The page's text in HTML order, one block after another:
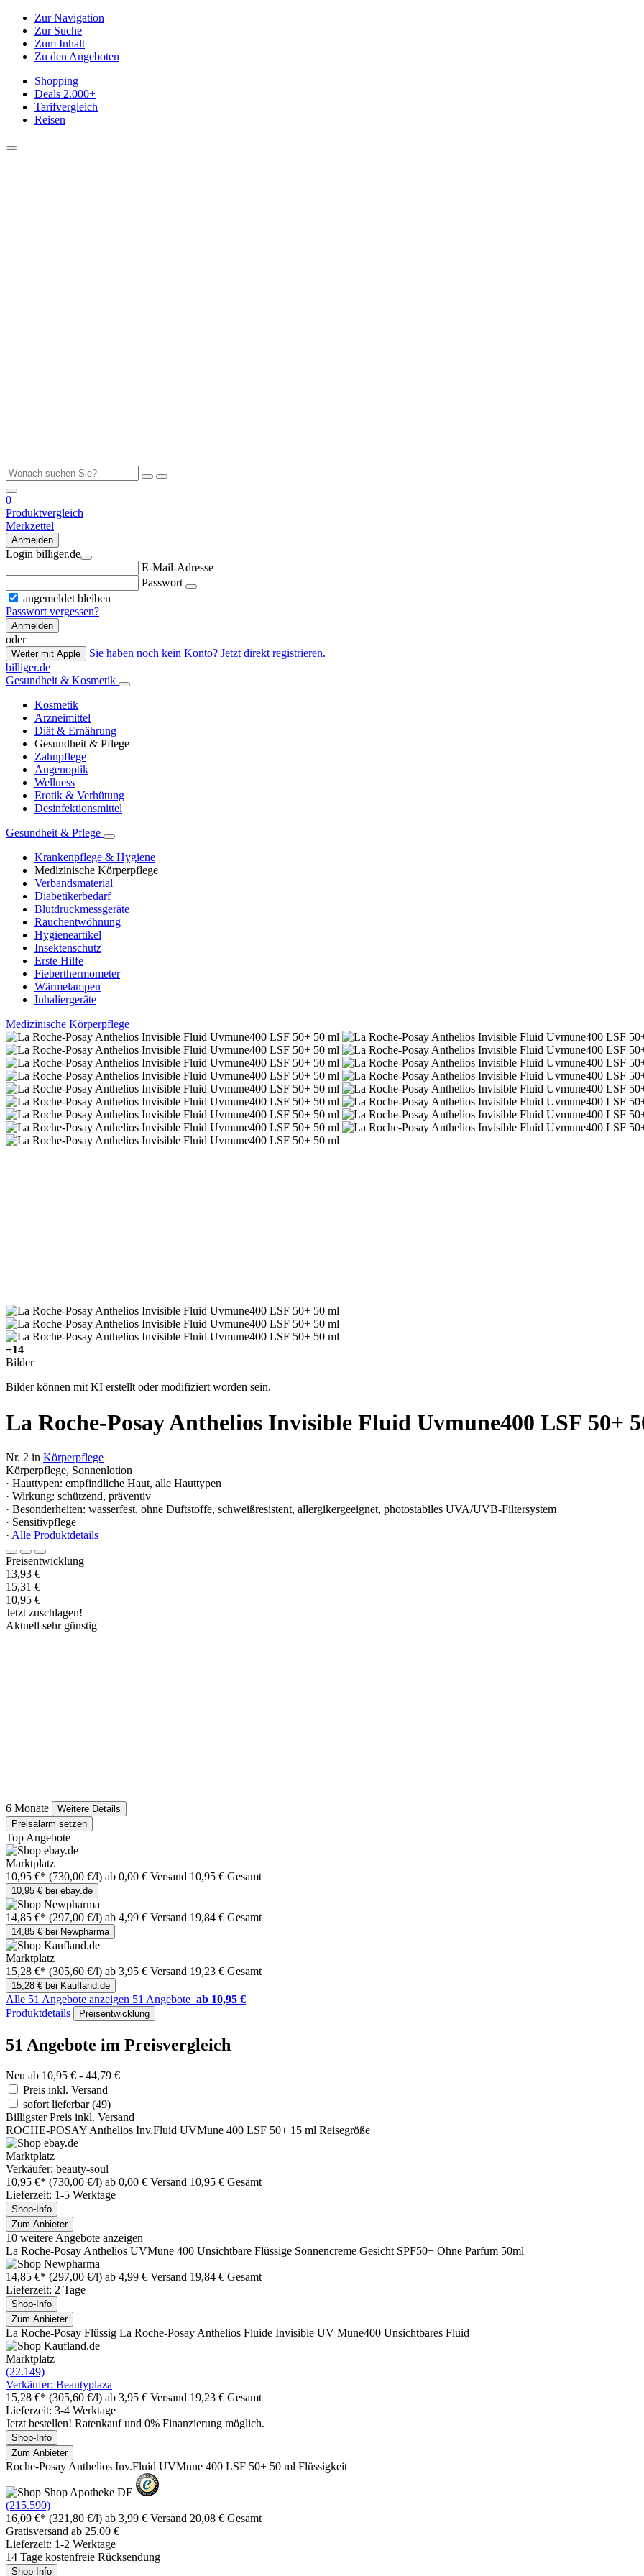
Zur Navigation
Zur Suche
Zum Inhalt
Zu den Angeboten
Shopping
Deals 2.000+
Tarifvergleich
Reisen
0
Produktvergleich
Merkzettel
Anmelden
Login billiger.de
E-Mail-Adresse
Passwort
angemeldet bleiben
Passwort vergessen?
Anmelden
oder
Weiter mit Apple
Sie haben noch kein Konto? Jetzt direkt registrieren.
billiger.de
Gesundheit & Kosmetik
Kosmetik
Arzneimittel
Diät & Ernährung
Gesundheit & Pflege
Zahnpflege
Augenoptik
Wellness
Erotik & Verhütung
Desinfektionsmittel
Gesundheit & Pflege
Krankenpflege & Hygiene
Medizinische Körperpflege
Verbandsmaterial
Diabetikerbedarf
Blutdruckmessgeräte
Rauchentwöhnung
Hygieneartikel
Insektenschutz
Erste Hilfe
Fieberthermometer
Wärmelampen
Inhaliergeräte
Medizinische Körperpflege
+14
Bilder
Bilder können mit KI erstellt oder modifiziert worden sein.
La Roche-Posay Anthelios Invisible Fluid Uvmune400 LSF 50+
Nr. 2 in Körperpflege
Körperpflege, Sonnenlotion
· Hauttypen: empfindliche Haut, alle Hauttypen
· Wirkung: schützend, präventiv
· Besonderheiten: wasserfest, ohne Duftstoffe, schweißresistent, allergikergeeignet, photostabiles UVA/UVB-Filtersystem
· Sensitivpflege
· Alle Produktdetails
Preisentwicklung
13,93 €
15,31 €
10,95 €
Jetzt zuschlagen!
Aktuell sehr günstig
6 Monate
Weitere Details
Preisalarm setzen
Top Angebote
Marktplatz
10,95 €* (730,00 €/l) ab 0,00 € Versand 10,95 € Gesamt
10,95 € bei ebay.de
14,85 €* (297,00 €/l) ab 4,99 € Versand 19,84 € Gesamt
14,85 € bei Newpharma
Marktplatz
15,28 €* (305,60 €/l) ab 3,95 € Versand 19,23 € Gesamt
15,28 € bei Kaufland.de
Alle 51 Angebote anzeigen 51 Angebote ab 10,95 €
Produktdetails
Preisentwicklung
51 Angebote im Preisvergleich
Neu ab 10,95 € - 44,79 €
Preis inkl. Versand
sofort lieferbar(49)
Billigster Preis inkl. Versand
ROCHE-POSAY Anthelios Inv.Fluid UVMune 400 LSF 50+ 15 ml Reisegröße
Marktplatz
Verkäufer: beauty-soul
10,95 €* (730,00 €/l) ab 0,00 € Versand 10,95 € Gesamt
Lieferzeit: 1-5 Werktage
Shop-Info
Zum Anbieter
10 weitere Angebote anzeigen
La Roche-Posay Anthelios UVMune 400 Unsichtbare Flüssige Sonnencreme Gesicht SPF50+ Ohne Parfum 50ml
14,85 €* (297,00 €/l) ab 4,99 € Versand 19,84 € Gesamt
Lieferzeit: 2 Tage
Shop-Info
Zum Anbieter
La Roche-Posay Flüssig La Roche-Posay Anthelios Fluide Invisible UV Mune400 Unsichtbares Fluid
Marktplatz
(22.149)
Verkäufer: Beautyplaza
15,28 €* (305,60 €/l) ab 3,95 € Versand 19,23 € Gesamt
Lieferzeit: 3-4 Werktage
Jetzt bestellen! Ratenkauf und 0% Finanzierung möglich.
Shop-Info
Zum Anbieter
Roche-Posay Anthelios Inv.Fluid UVMune 400 LSF 50+ 50 ml Flüssigkeit
(215.590)
16,09 €* (321,80 €/l) ab 3,99 € Versand 20,08 € Gesamt
Gratisversand ab 25,00 €
Lieferzeit: 1-2 Werktage
14 Tage kostenfreie Rücksendung
Shop-Info